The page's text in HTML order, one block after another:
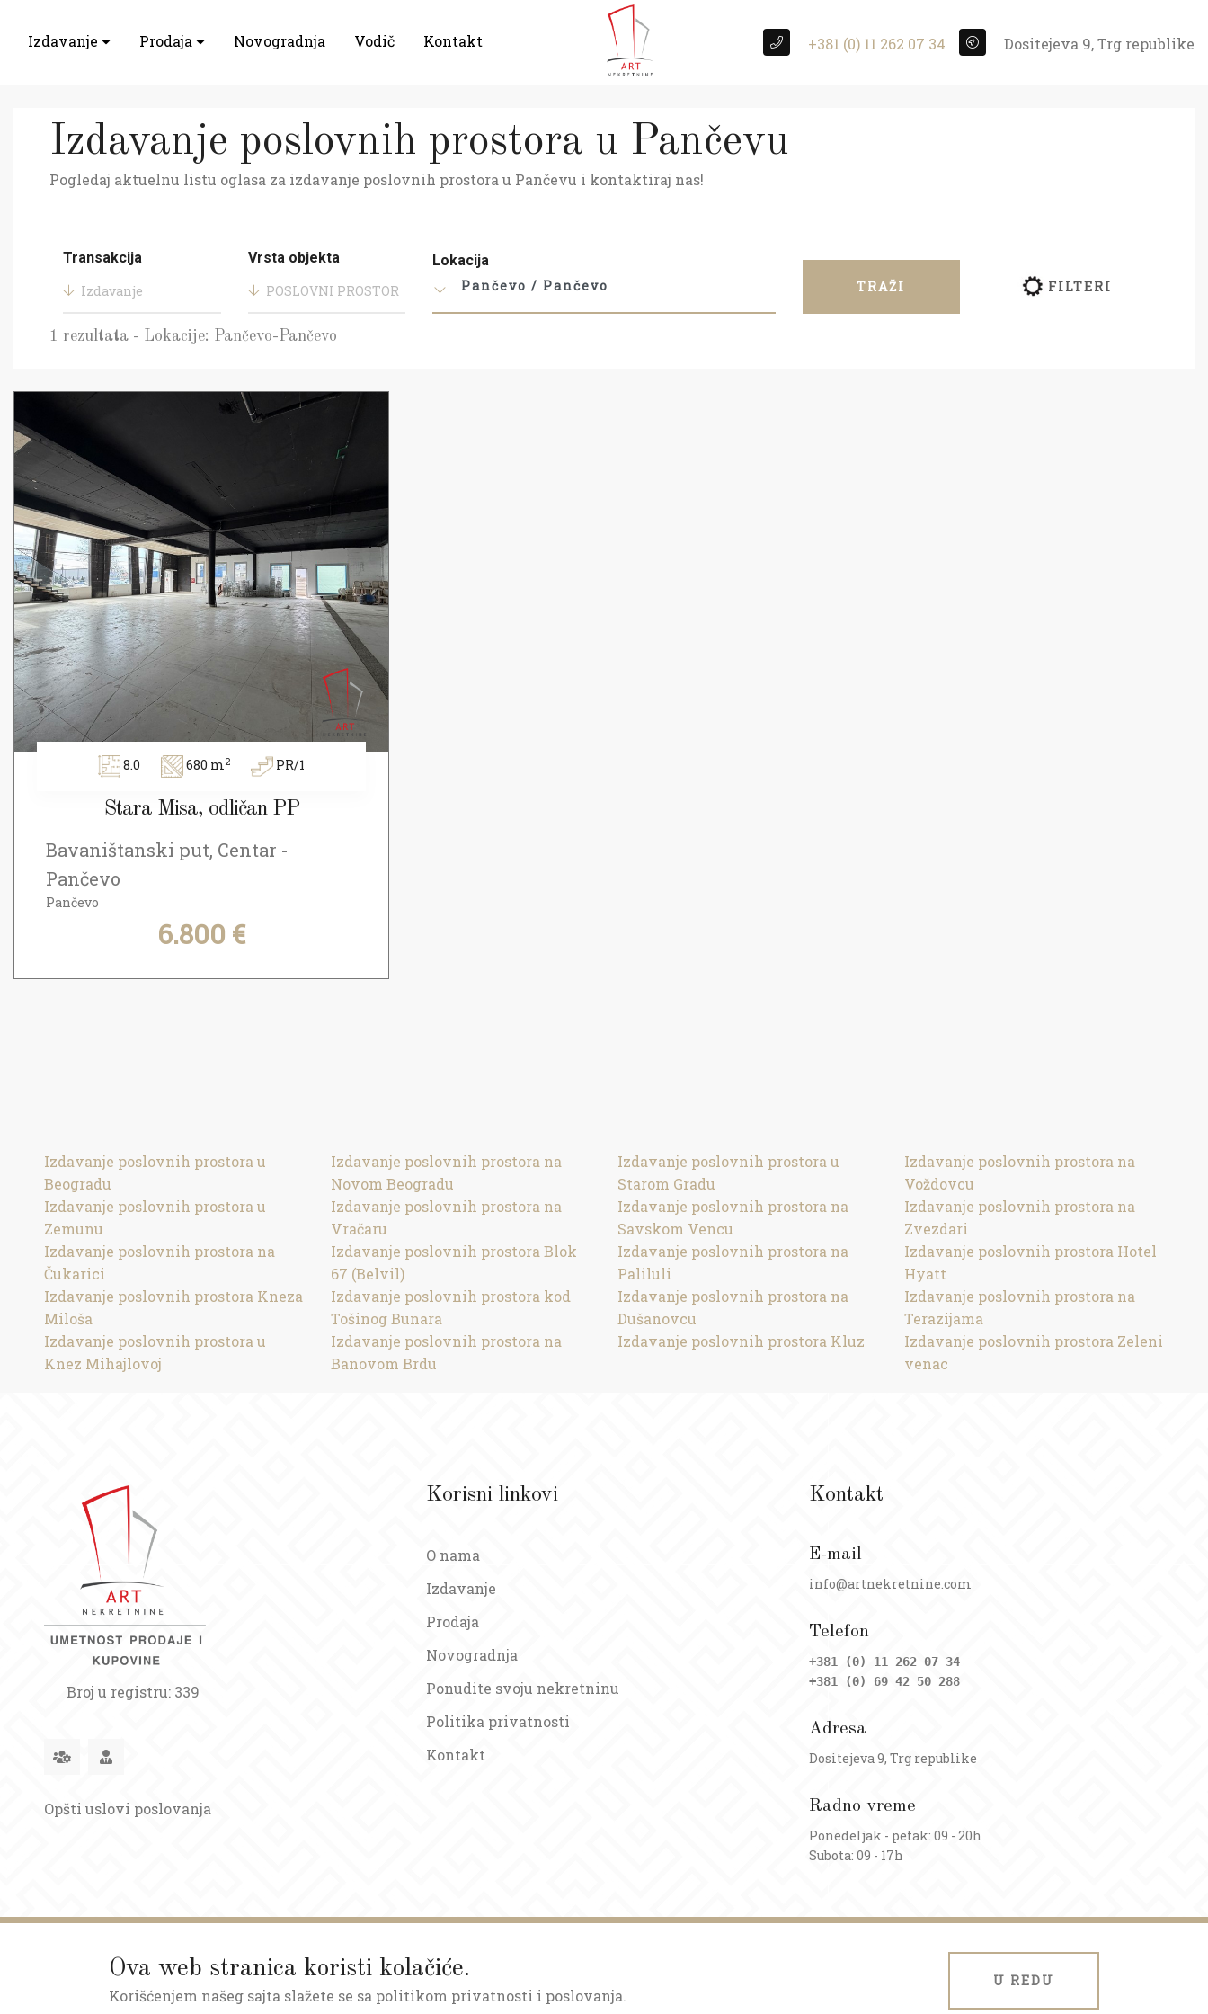
Izdavanje Prodaja Novogradnja Vodič Kontakt +381 (0) 11 262 07 34 Dositejeva 9, Trg republike
Ova web stranica koristi kolačiće.
Korišćenjem našeg sajta slažete se sa politikom privatnosti i poslovanja.
U REDU
Izdavanje poslovnih prostora u Pančevu
Pogledaj aktuelnu listu oglasa za izdavanje poslovnih prostora u Pančevu i kontaktiraj nas!
Transakcija
Izdavanje
Vrsta objekta
POSLOVNI PROSTOR
Lokacija
Pančevo / Pančevo
TRAŽI FILTERI
1 rezultata - Lokacije: Pančevo-Pančevo
8.0 680 m2 PR/1
Stara Misa, odličan PP
Bavaništanski put, Centar -
Pančevo
Pančevo
6.800 €
Izdavanje poslovnih prostora u
Beogradu
Izdavanje poslovnih prostora u
Zemunu
Izdavanje poslovnih prostora na
Čukarici
Izdavanje poslovnih prostora Kneza
Miloša
Izdavanje poslovnih prostora u
Knez Mihajlovoj
Izdavanje poslovnih prostora na
Novom Beogradu
Izdavanje poslovnih prostora na
Vračaru
Izdavanje poslovnih prostora Blok
67 (Belvil)
Izdavanje poslovnih prostora kod
Tošinog Bunara
Izdavanje poslovnih prostora na
Banovom Brdu
Izdavanje poslovnih prostora u
Starom Gradu
Izdavanje poslovnih prostora na
Savskom Vencu
Izdavanje poslovnih prostora na
Paliluli
Izdavanje poslovnih prostora na
Dušanovcu
Izdavanje poslovnih prostora Kluz
Izdavanje poslovnih prostora na
Voždovcu
Izdavanje poslovnih prostora na
Zvezdari
Izdavanje poslovnih prostora Hotel
Hyatt
Izdavanje poslovnih prostora na
Terazijama
Izdavanje poslovnih prostora Zeleni
venac
Broj u registru: 339
Opšti uslovi poslovanja
Korisni linkovi
O nama
Izdavanje
Prodaja
Novogradnja
Ponudite svoju nekretninu
Politika privatnosti
Kontakt
Kontakt
E-mail
info@artnekretnine.com
Telefon
+381 (0) 11 262 07 34
+381 (0) 69 42 50 288
Adresa
Dositejeva 9, Trg republike
Radno vreme
Ponedeljak - petak: 09 - 20h
Subota: 09 - 17h